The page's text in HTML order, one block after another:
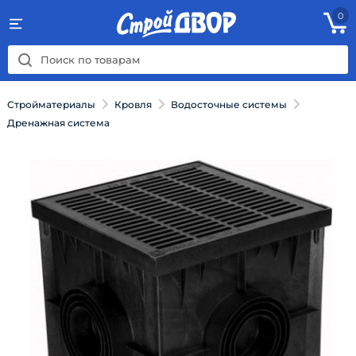
0
Стройматериалы Кровля
Водосточные системы
Дренажная система